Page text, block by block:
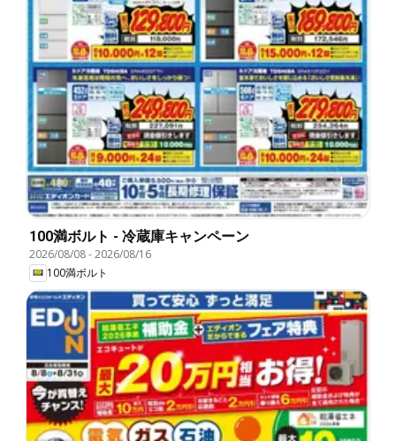
100満ボルト - 冷蔵庫キャンペーン
2026/08/08-2026/08/16
100満ボルト